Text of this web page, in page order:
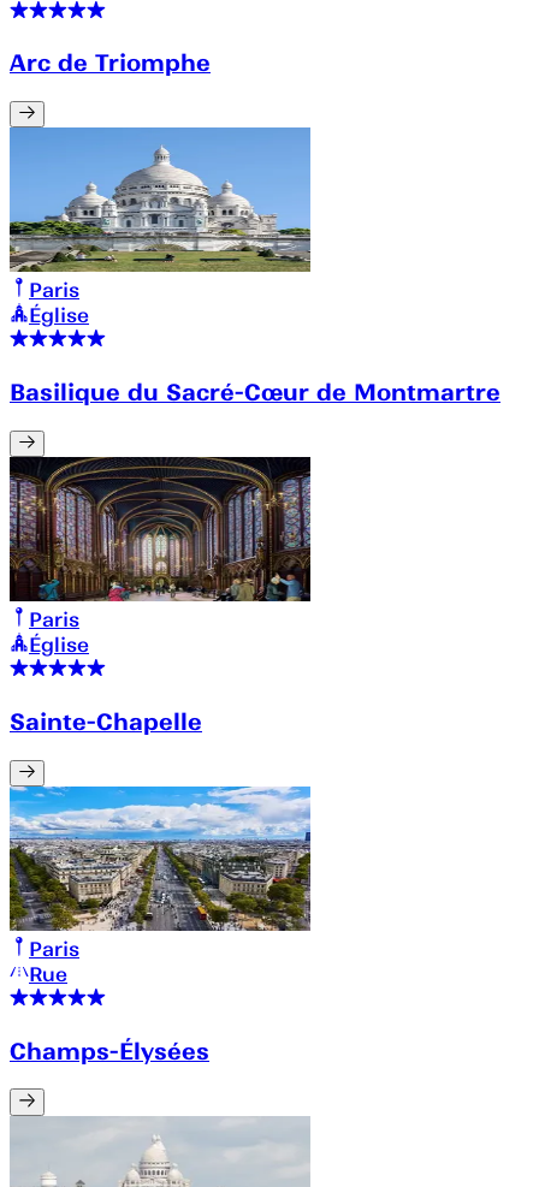
Arc de Triomphe
Paris
Église
Basilique du Sacré-Cœur de Montmartre
Paris
Église
Sainte-Chapelle
Paris
Rue
Champs-Élysées